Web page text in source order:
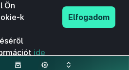
Ön
k
ide
Elfogadom